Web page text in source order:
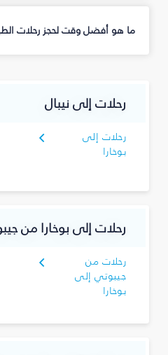
ما هو أفضل وقت لحجز رحلات
رحلات إلى نيبال
رحلات إلى
بوخارا
رحلات إلى بوخارا من
رحلات من
جيبوتي إلى
بوخارا